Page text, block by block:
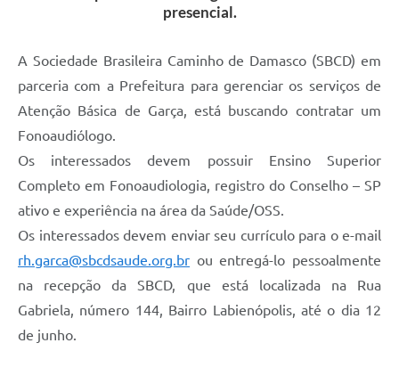
Consulta Pública Eletrônica Lei de Diretrizes Orçamentárias -
Credenciamento Feirantes
Concursos
Nota Fiscal Eletrônica
Junta de Serviço Militar
NFSE
presencial.
A Sociedade Brasileira Caminho de Damasco (SBCD) em
parceria com a Prefeitura para gerenciar os serviços de
Atenção Básica de Garça, está buscando contratar um
Fonoaudiólogo.
Os interessados devem possuir Ensino Superior
Completo em Fonoaudiologia, registro do Conselho – SP
ativo e experiência na área da Saúde/OSS.
Os interessados devem enviar seu currículo para o e-mail
rh.garca@sbcdsaude.org.br ou entregá-lo pessoalmente
na recepção da SBCD, que está localizada na Rua
Gabriela, número 144, Bairro Labienópolis, até o dia 12
de junho.